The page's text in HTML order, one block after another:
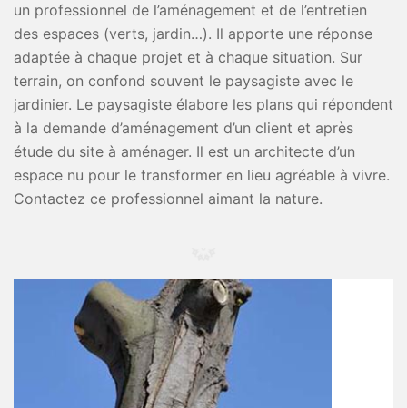
un professionnel de l’aménagement et de l’entretien
des espaces (verts, jardin…). Il apporte une réponse
adaptée à chaque projet et à chaque situation. Sur
terrain, on confond souvent le paysagiste avec le
jardinier. Le paysagiste élabore les plans qui répondent
à la demande d’aménagement d’un client et après
étude du site à aménager. Il est un architecte d’un
espace nu pour le transformer en lieu agréable à vivre.
Contactez ce professionnel aimant la nature.